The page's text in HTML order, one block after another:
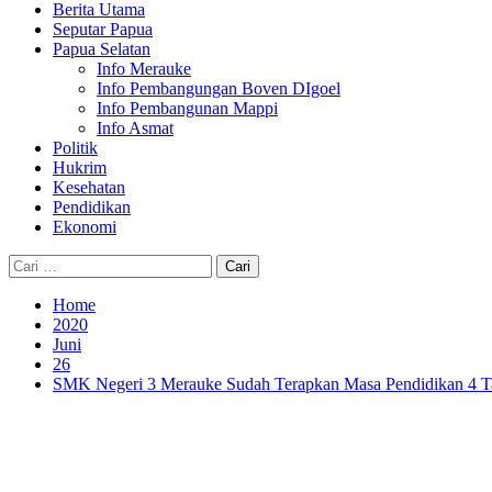
Berita Utama
Seputar Papua
Papua Selatan
Info Merauke
Info Pembangungan Boven DIgoel
Info Pembangunan Mappi
Info Asmat
Politik
Hukrim
Kesehatan
Pendidikan
Ekonomi
Cari
untuk:
Home
2020
Juni
26
SMK Negeri 3 Merauke Sudah Terapkan Masa Pendidikan 4